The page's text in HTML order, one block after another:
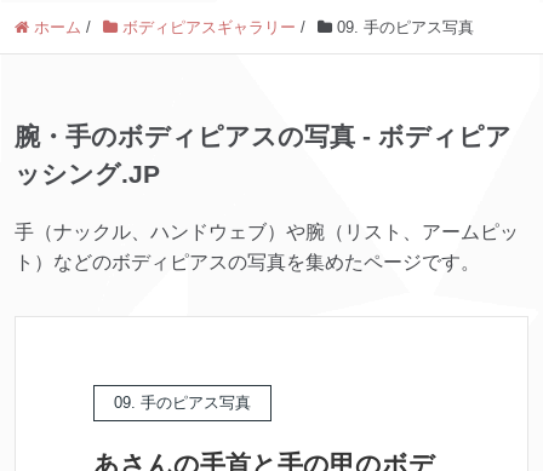
ホーム / ボディピアスギャラリー / 09. 手のピアス写真
腕・手のボディピアスの写真 - ボディピア
ッシング.JP
手（ナックル、ハンドウェブ）や腕（リスト、アームピッ
ト）などのボディピアスの写真を集めたページです。
09. 手のピアス写真
あさんの手首と手の甲のボデ